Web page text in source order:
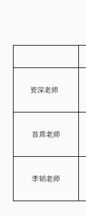
资深老师
首席老师
李韬老师